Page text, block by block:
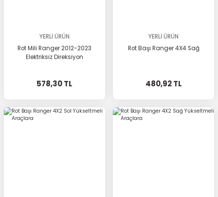
YERLİ ÜRÜN
Rot Mili Ranger 2012-2023
Elektriksiz Direksiyon
578,30 TL
YERLİ ÜRÜN
Rot Başı Ranger 4X4 Sağ
480,92 TL